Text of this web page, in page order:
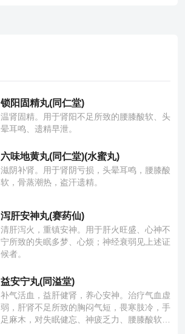
锁阳固精丸(同仁堂)
温肾固精。用于肾阳不足所致的腰膝酸软、头
晕耳鸣、遗精早泄。
六味地黄丸(同仁堂)(水蜜丸)
滋阴补肾。用于肾阴亏损，头晕耳鸣，腰膝酸
软，骨蒸潮热，盗汗遗精。
泻肝安神丸(赛药仙)
清肝泻火，重镇安神。用于肝火旺盛、心神不
宁所致的失眠多梦、心烦；神经衰弱见上述证
候者。
益安宁丸(同溢堂)
补气活血，益肝健肾，养心安神。治疗气血虚
弱，肝肾不足所致的胸闷气短，畏寒肢冷，手
足麻木，对失眠健忘、神疲乏力、腰膝酸软也